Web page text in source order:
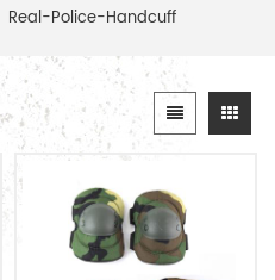
Real-Police-Handcuff